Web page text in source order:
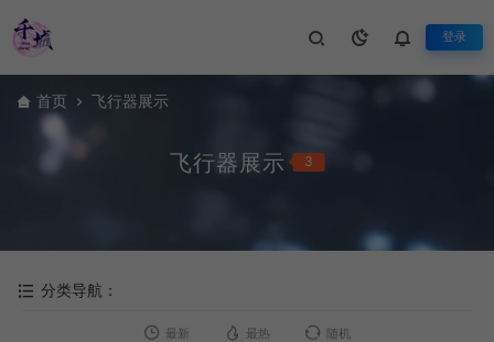
登录
首页 飞行器展示
飞行器展示 3
分类导航：
最新 最热 随机